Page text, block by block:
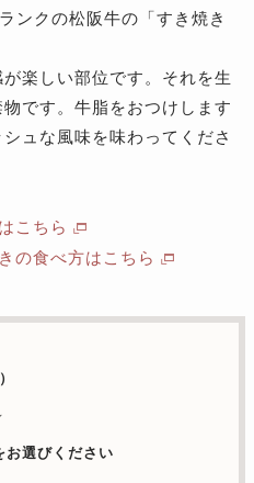
ンクの松阪牛の「すき焼き
楽しい部位です。それを生
です。牛脂をおつけします
ュな風味を味わってくださ
こちら
の食べ方はこちら
お選びください